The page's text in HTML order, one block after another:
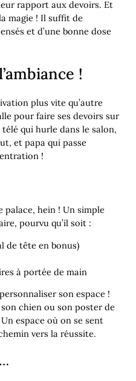
rapport aux devoirs. Et
magie ! Il suffit de
et d’une bonne dose
!
plus vite qu’autre
pour faire ses devoirs sur
qui hurle dans le salon,
et papa qui passe
!
palace, hein ! Un simple
pourvu qu’il soit :
de tête en bonus)
à portée de main
son espace !
chien ou son poster de
espace où on se sent
vers la réussite.